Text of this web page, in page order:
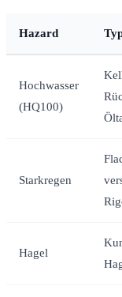
Hazard
Hochwasser
(HQ100)
Starkregen
Hagel